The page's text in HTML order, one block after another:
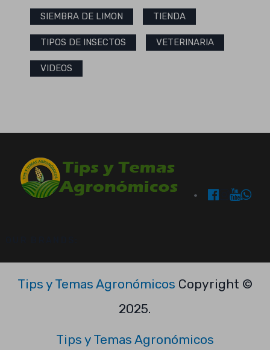
SIEMBRA DE LIMON TIENDA
TIPOS DE INSECTOS VETERINARIA
VIDEOS
Tips y Temas Agronómicos Copyright ©
2025.
Tips y Temas Agronómicos